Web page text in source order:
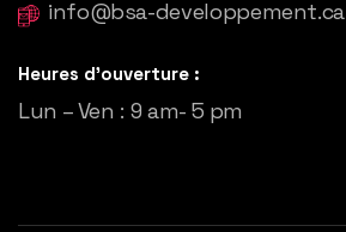
info@bsa-developpement.ca
Heures d'ouverture :
Lun – Ven : 9 am- 5 pm